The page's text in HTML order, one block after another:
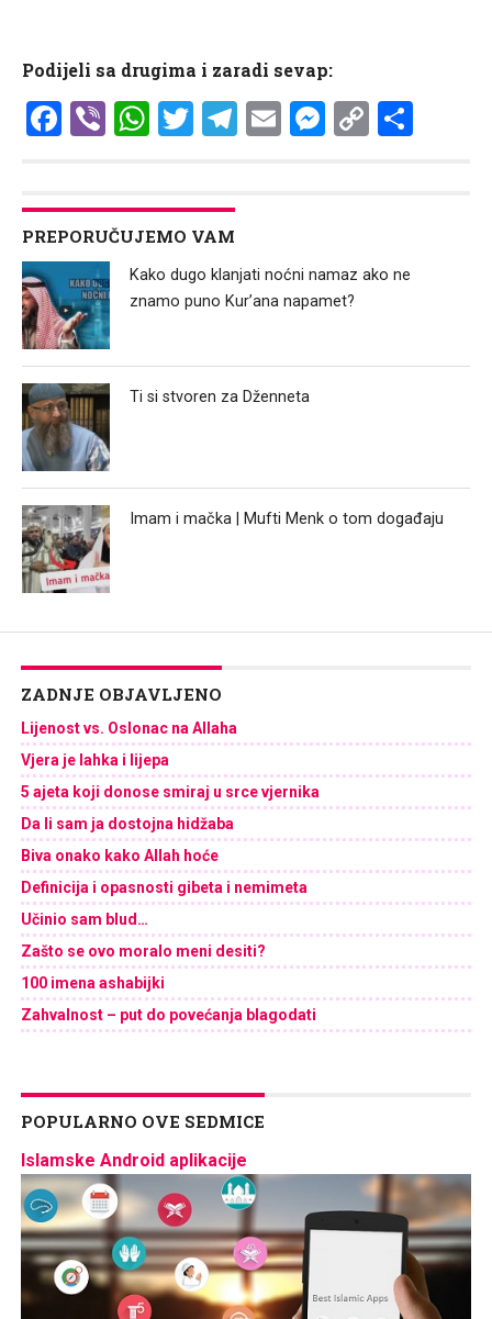
Podijeli sa drugima i zaradi sevap:
Facebook
ViberWhatsApp
Twitter
Telegram
EmailCopy
PREPORUČUJEMO VAM
Kako dugo klanjati noćni namaz ako ne
znamo puno Kur’ana napamet?
Ti si stvoren za Dženneta
Imam i mačka | Mufti Menk o tom događaju
ZADNJE OBJAVLJENO
Lijenost vs. Oslonac na Allaha
Vjera je lahka i lijepa
5 ajeta koji donose smiraj u srce vjernika
Da li sam ja dostojna hidžaba
Biva onako kako Allah hoće
Definicija i opasnosti gibeta i nemimeta
Učinio sam blud…
Zašto se ovo moralo meni desiti?
100 imena ashabijki
Zahvalnost – put do povećanja blagodati
POPULARNO OVE SEDMICE
Islamske Android aplikacije